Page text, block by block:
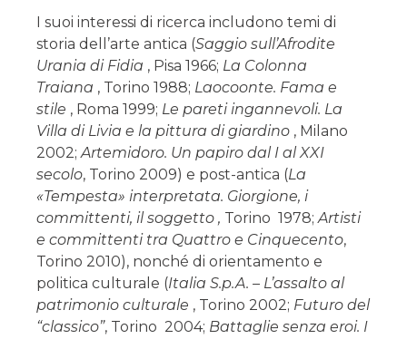
I suoi interessi di ricerca includono temi di
storia dell’arte antica (Saggio sull’Afrodite
Urania di Fidia , Pisa 1966; La Colonna
Traiana , Torino 1988; Laocoonte. Fama e
stile , Roma 1999; Le pareti ingannevoli. La
Villa di Livia e la pittura di giardino , Milano
2002;Artemidoro. Un papiro dal I al XXI
secolo, Torino 2009) e post-antica (La
«Tempesta» interpretata. Giorgione, i
committenti, il soggetto , Torino 1978;Artisti
e committenti tra Quattro e Cinquecento,
Torino 2010), nonché di orientamento e
politica culturale (Italia S.p.A. – L’assalto al
patrimonio culturale , Torino 2002; Futuro del
“classico”, Torino 2004; Battaglie senza eroi. I